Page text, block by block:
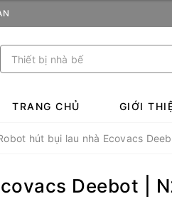
TRANG CHỦ GIỚI
hút bụi lau nhà Ecovacs
Deebot |